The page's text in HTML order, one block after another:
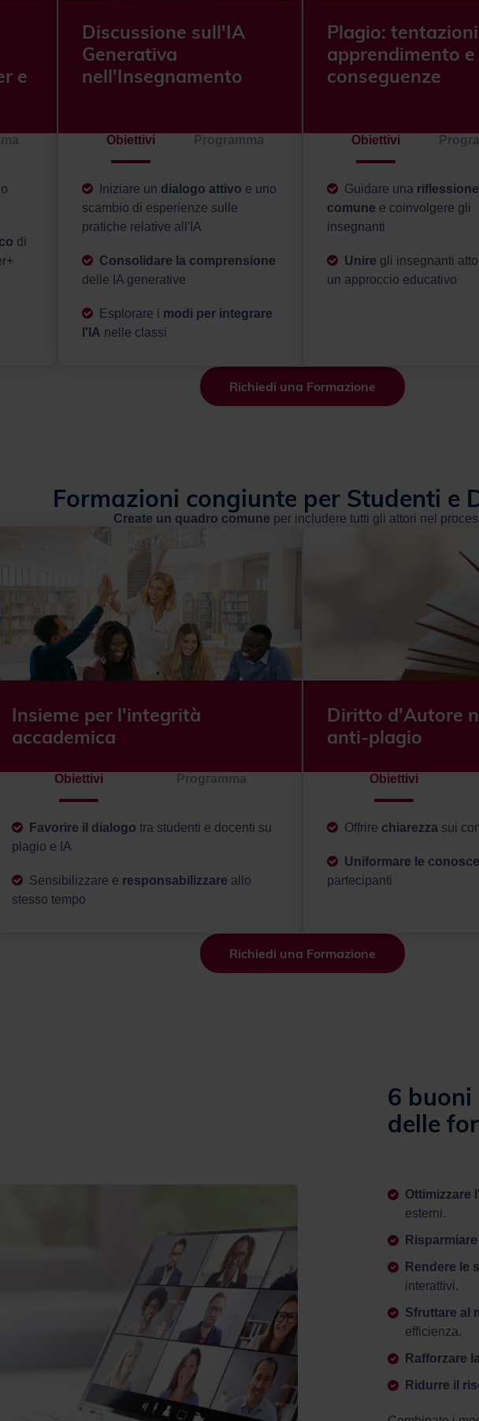
e
di
Discussione sull'IA
Generativa
nell'Insegnamento
Obiettivi Programma
Iniziare un dialogo attivo e uno
scambio di esperienze sulle
pratiche relative all'IA
Consolidare la comprensione
delle IA generative
Esplorare i modi per integrare
l'IA nelle classi
Plagio:
apprendimento e
conseguenze
Obiettivi
Guidare una riflessione
comune e coinvolgere gli
insegnanti
Unire gli insegnanti
un approccio educativo
Richiedi una Formazione
Formazioni congiunte per Studenti e
Create un quadro comune per includere tutti gli attori nel
Insieme per l'integrità
accademica
Obiettivi Programma
Favorire il dialogo tra studenti e docenti su
plagio e IA
Sensibilizzare e responsabilizzare allo
stesso tempo
Diritto d'Autore
anti-plagio
Obiettivi
Offrire chiarezza sui
Uniformare le
partecipanti
Richiedi una Formazione
6
delle
Ottimizzare
esterni.
Rendere le
interattivi.
Sfruttare al
efficienza.
Rafforzare
Ridurre il